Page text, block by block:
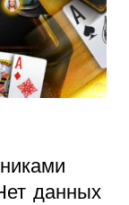
данных